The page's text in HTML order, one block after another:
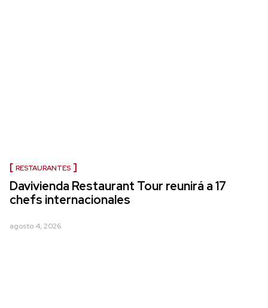
RESTAURANTES
Davivienda Restaurant Tour reunirá a 17
chefs internacionales
agosto 4, 2026